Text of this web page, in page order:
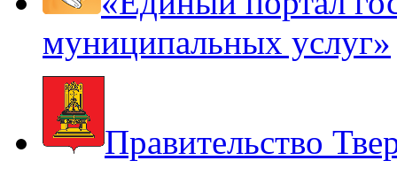
муниципальных услуг»
Правительство